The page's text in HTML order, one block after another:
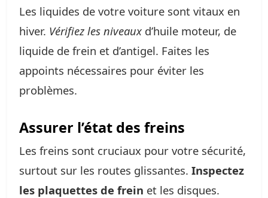
Les liquides de votre voiture sont vitaux en
hiver. Vérifiez les niveaux d’huile moteur, de
liquide de frein et d’antigel. Faites les
appoints nécessaires pour éviter les
problèmes.
Assurer l’état des freins
Les freins sont cruciaux pour votre sécurité,
surtout sur les routes glissantes. Inspectez
les plaquettes de frein et les disques.